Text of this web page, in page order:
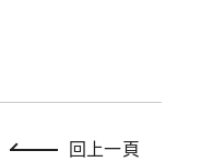
回上一頁